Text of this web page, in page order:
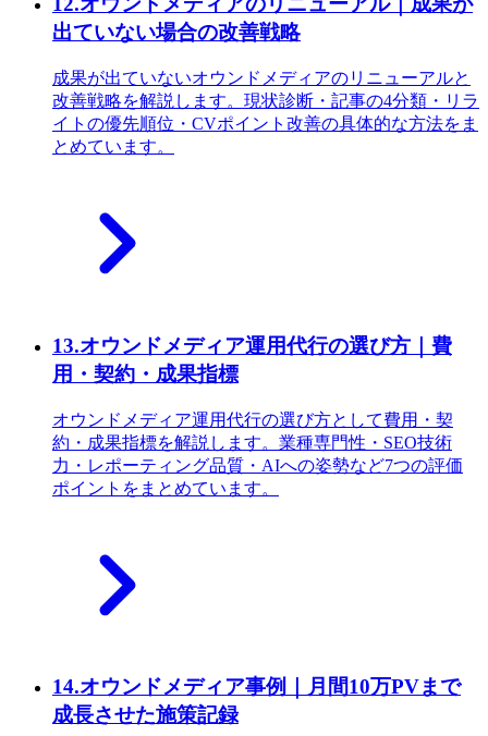
出ていない場合の改善戦略
成果が出ていないオウンドメディアのリニューアルと
改善戦略を解説します。現状診断・記事の4分類・リラ
イトの優先順位・CVポイント改善の具体的な方法をま
とめています。
13.オウンドメディア運用代行の選び方｜費
用・契約・成果指標
オウンドメディア運用代行の選び方として費用・契
約・成果指標を解説します。業種専門性・SEO技術
力・レポーティング品質・AIへの姿勢など7つの評価
ポイントをまとめています。
14.オウンドメディア事例｜月間10万PVまで
成長させた施策記録